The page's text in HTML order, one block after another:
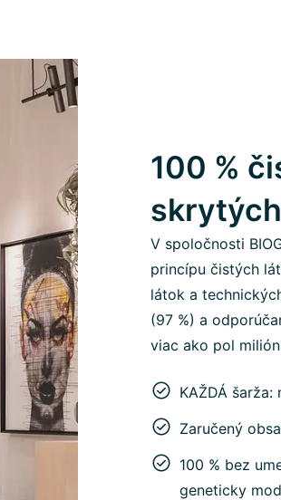
100 %
V spoločnosti
princípu čistých
látok a
(97 %) a
viac ako pol
KAŽDÁ
Zaručený
100 % bez
geneticky